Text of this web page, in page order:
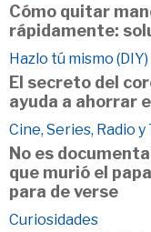
Cómo quitar
rápidamente:
Hazlo tú mismo (DIY)
El secreto del
ayuda a ahorrar
Cine, Series, Radio y
No es
que murió el
para de verse
Curiosidades